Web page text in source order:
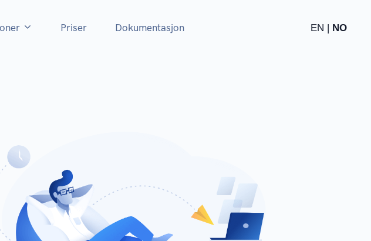
Priser Dokumentasjon EN | NO